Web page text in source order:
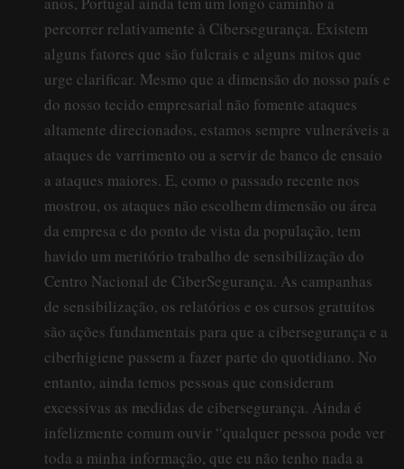
percorrer relativamente à Cibersegurança. Existem
alguns fatores que são fulcrais e alguns mitos que
urge clarificar. Mesmo que a dimensão do nosso país e
do nosso tecido empresarial não fomente ataques
altamente direcionados, estamos sempre vulneráveis a
ataques de varrimento ou a servir de banco de ensaio
a ataques maiores. E, como o passado recente nos
mostrou, os ataques não escolhem dimensão ou área
da empresa e do ponto de vista da população, tem
havido um meritório trabalho de sensibilização do
Centro Nacional de CiberSegurança. As campanhas
de sensibilização, os relatórios e os cursos gratuitos
são ações fundamentais para que a cibersegurança e a
ciberhigiene passem a fazer parte do quotidiano. No
entanto, ainda temos pessoas que consideram
excessivas as medidas de cibersegurança. Ainda é
infelizmente comum ouvir “qualquer pessoa pode ver
toda a minha informação, que eu não tenho nada a